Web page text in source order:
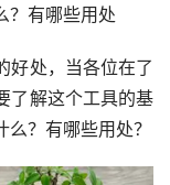
？有哪些用处
好处，当各位在了
了解这个工具的基
？有哪些用处？